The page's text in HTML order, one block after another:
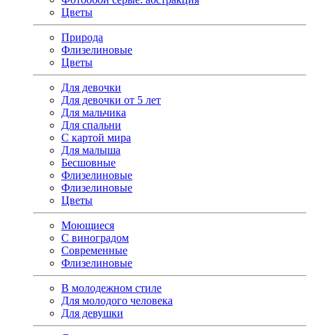
Цветы
Природа
Флизелиновые
Цветы
Для девочки
Для девочки от 5 лет
Для мальчика
Для спальни
С картой мира
Для малыша
Бесшовные
Флизелиновые
Флизелиновые
Цветы
Моющиеся
С виноградом
Современные
Флизелиновые
В молодежном стиле
Для молодого человека
Для девушки